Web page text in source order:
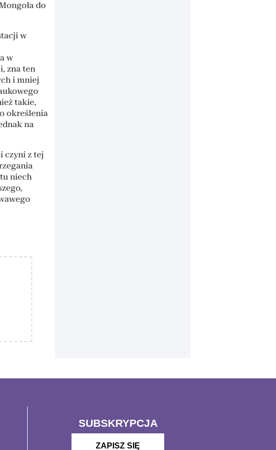
do
w
w
zna ten
i mniej
takie,
określenia
na
czyni z tej
niech
SUBSKRYPCJA
ZAPISZ SIĘ